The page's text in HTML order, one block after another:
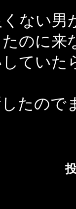
ない男
のに来
ていた
たので